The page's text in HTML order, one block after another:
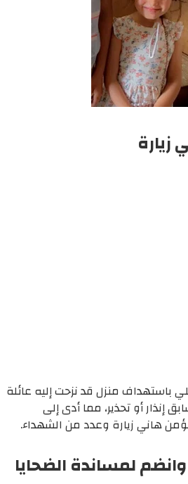
باستهداف منزل قد نزحت إليه عائلة
إنذار أو تحذير، مما أدى إلى
هاني زيارة وعدد من الشهداء.
وانضم لمساندة الضحايا